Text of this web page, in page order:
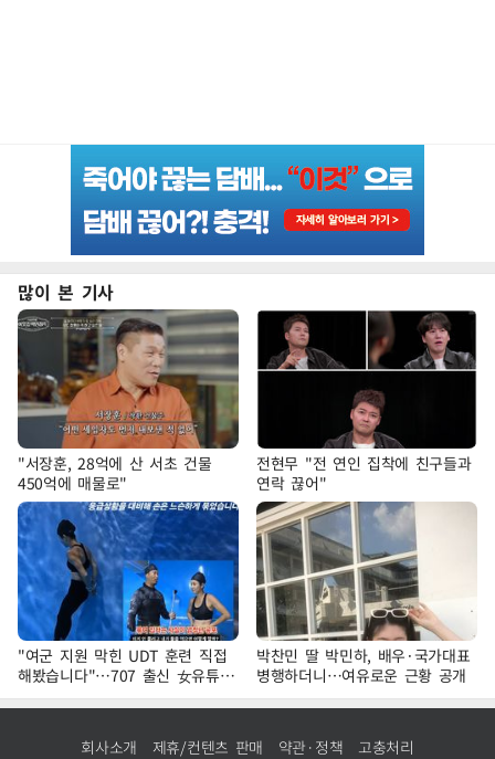
많이 본 기사
"서장훈, 28억에 산 서초 건물
450억에 매물로"
전현무 "전 연인 집착에 친구들과
연락 끊어"
"여군 지원 막힌 UDT 훈련 직접
해봤습니다"…707 출신 女유튜버
'완벽 소화'
박찬민 딸 박민하, 배우·국가대표
병행하더니…여유로운 근황 공개
회사소개 제휴/컨텐츠 판매 약관·정책 고충처리